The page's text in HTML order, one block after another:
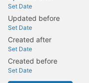
Set Date
Updated before
Set Date
Created after
Set Date
Created before
Set Date